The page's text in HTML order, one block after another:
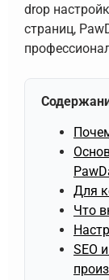
drop
страниц,
Для
Что
SEO